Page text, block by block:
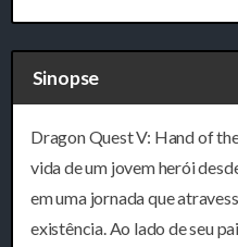
Sinopse
Dragon Quest V: Hand of
vida de um jovem herói
em uma jornada que
existência. Ao lado de seu